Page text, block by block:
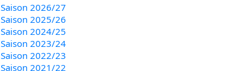
Saison 2026/27
Saison 2025/26
Saison 2024/25
Saison 2023/24
Saison 2022/23
Saison 2021/22